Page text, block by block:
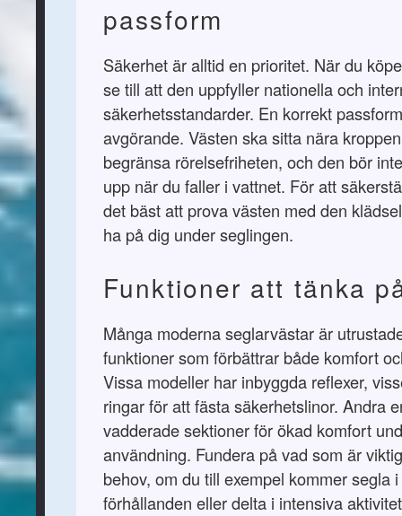
passform
Säkerhet är alltid en prioritet. När du
se till att den uppfyller nationella och
säkerhetsstandarder. En korrekt
avgörande. Västen ska sitta nära
begränsa rörelsefriheten, och den bör
upp när du faller i vattnet. För att
det bäst att prova västen med den
ha på dig under seglingen.
Funktioner att tänka
Många moderna seglarvästar är
funktioner som förbättrar både komfort
Vissa modeller har inbyggda reflexer,
ringar för att fästa säkerhetslinor. Andra
vadderade sektioner för ökad komfort
användning. Fundera på vad som är
behov, om du till exempel kommer segla
förhållanden eller delta i intensiva